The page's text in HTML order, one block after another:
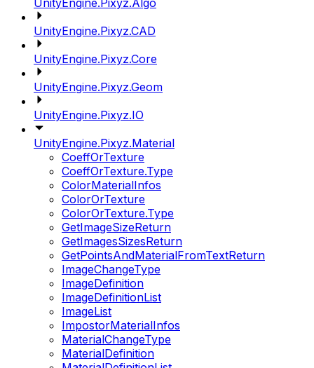
UnityEngine.Pixyz.Algo
UnityEngine.Pixyz.CAD
UnityEngine.Pixyz.Core
UnityEngine.Pixyz.Geom
UnityEngine.Pixyz.IO
UnityEngine.Pixyz.Material
CoeffOrTexture
CoeffOrTexture.Type
ColorMaterialInfos
ColorOrTexture
ColorOrTexture.Type
GetImageSizeReturn
GetImagesSizesReturn
GetPointsAndMaterialFromTextReturn
ImageChangeType
ImageDefinition
ImageDefinitionList
ImageList
ImpostorMaterialInfos
MaterialChangeType
MaterialDefinition